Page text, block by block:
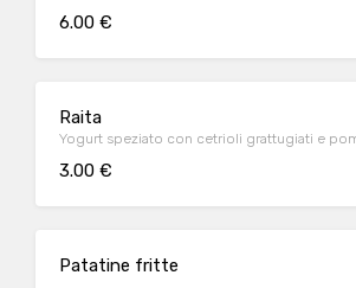
6.00 €
Raita
Yogurt speziato con cetrioli grattugiati e
3.00 €
Patatine fritte